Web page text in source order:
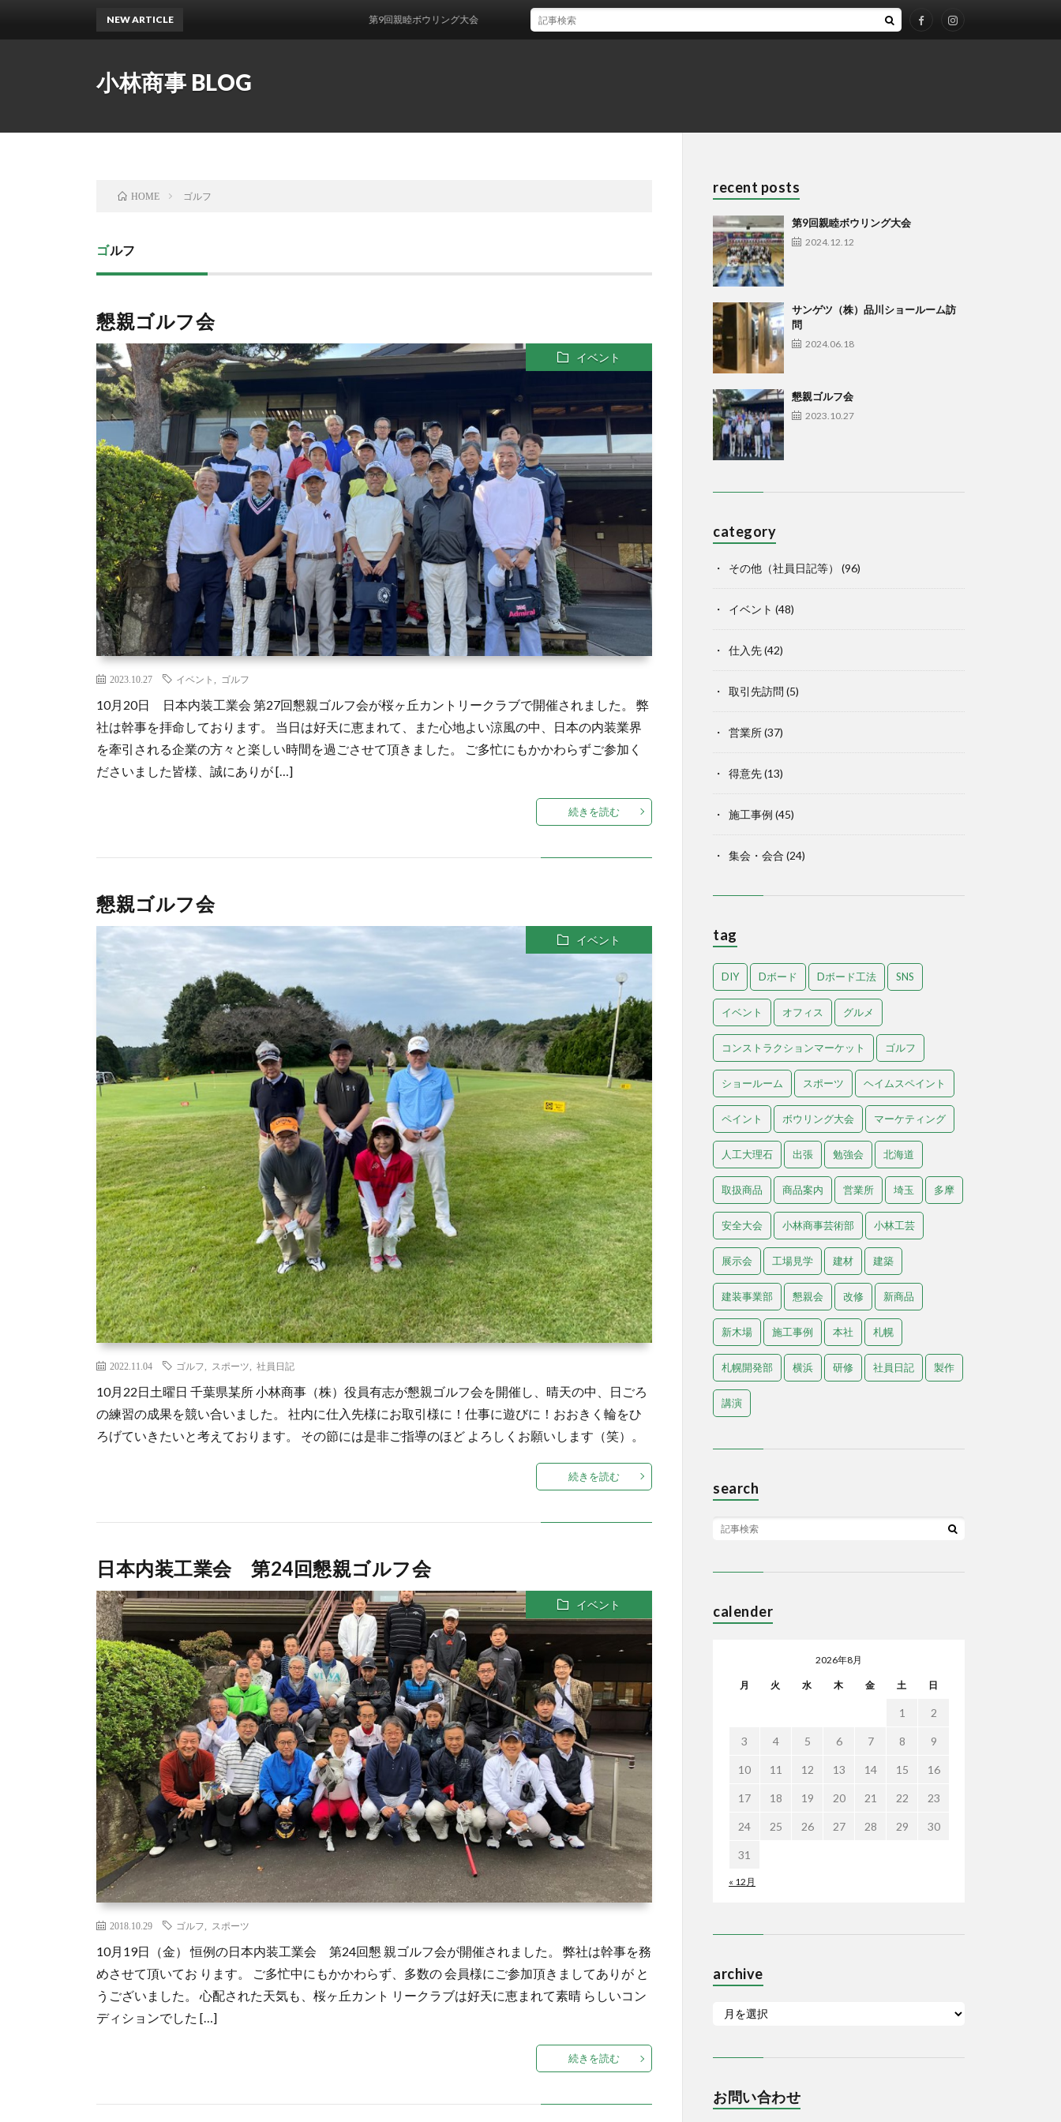
小林商事 BLOG
NEW ARTICLE 第9回親睦ボウリング大会
HOME ゴルフ
ゴルフ
懇親ゴルフ会
イベント
2023.10.27 イベント ゴルフ
10月20日 日本内装工業会 第27回懇親ゴルフ会が桜ヶ丘カントリークラブで開催されました。 弊
社は幹事を拝命しております。 当日は好天に恵まれて、また心地よい涼風の中、日本の内装業界
を牽引される企業の方々と楽しい時間を過ごさせて頂きました。 ご多忙にもかかわらずご参加く
ださいました皆様、誠にありが […]
続きを読む
懇親ゴルフ会
イベント
2022.11.04 ゴルフ スポーツ 社員日記
10月22日土曜日 千葉県某所 小林商事（株）役員有志が懇親ゴルフ会を開催し、晴天の中、日ごろ
の練習の成果を競い合いました。 社内に仕入先様にお取引様に！仕事に遊びに！おおきく輪をひ
ろげていきたいと考えております。 その節には是非ご指導のほど よろしくお願いします（笑）。
続きを読む
日本内装工業会 第24回懇親ゴルフ会
イベント
2018.10.29 ゴルフ スポーツ
10月19日（金） 恒例の日本内装工業会 第24回懇 親ゴルフ会が開催されました。 弊社は幹事を務
めさせて頂いてお ります。 ご多忙中にもかかわらず、多数の 会員様にご参加頂きましてありが と
うございました。 心配された天気も、桜ヶ丘カント リークラブは好天に恵まれて素晴 らしいコン
ディションでした […]
続きを読む
recent posts
第9回親睦ボウリング大会
2024.12.12
サンゲツ（株）品川ショールーム訪
問
2024.06.18
懇親ゴルフ会
2023.10.27
category
その他（社員日記等） (96)
イベント (48)
仕入先(42)
取引先訪問 (5)
営業所(37)
得意先(13)
施工事例 (45)
集会・会合 (24)
tag
DIY Dボード Dボード工法 SNS
イベント オフィス グルメ
コンストラクションマーケット ゴルフ
ショールーム スポーツ ヘイムスペイント
ペイント ボウリング大会 マーケティング
人工大理石 出張 勉強会 北海道
取扱商品 商品案内 営業所 埼玉 多摩
安全大会 小林商事芸術部 小林工芸
展示会 工場見学 建材 建築
建装事業部 懇親会 改修 新商品
新木場 施工事例 本社 札幌
札幌開発部 横浜 研修 社員日記 製作
講演
search
calender
2026年8月
月 火 水 木 金 土 日
« 12月
1 2
3 4 5 6 7 8 9
10 11 12 13 14 15 16
17 18 19 20 21 22 23
24 25 26 27 28 29 30
31
archive
お問い合わせ